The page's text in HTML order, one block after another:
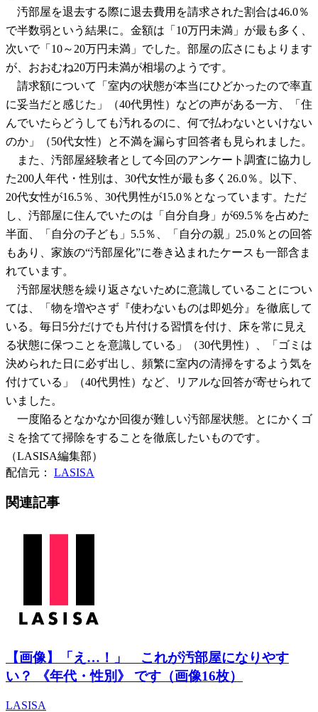
汚部屋を退去する際に退去費用を請求された割合は46.0％
で半数弱という結果に。金額は「10万円未満」が最も多く、
次いで「10～20万円未満」でした。部屋の広さにもよります
が、おおむね20万円未満が相場のようです。
請求額について「室内の状態が本当にひどかったので率直
に妥当だと感じた」（40代男性）などの声がある一方、「住
んでいたらどうしても汚れるのに、何で払わないといけない
のか」（50代女性）と不満を漏らす回答者も見られました。
また、汚部屋経験者として今回のアンケート調査に協力し
た200人年代・性別は、30代女性が最も多く26.0％。以下、
20代女性が16.5％、30代男性が15.0％となっています。ただ
し、汚部屋に住んでいたのは「自分自身」が69.5％を占めた
半面、「自分の子ども」5.5％、「自分の親」25.0％との回答
もあり、家族の“汚部屋化”に巻き込まれたケースも一部含ま
れています。
汚部屋状態を繰り返さないために意識していることについ
ては、「物を増やさず『使わないものは即処分』を徹底して
いる。毎日5分だけでも片付ける習慣を付け、床を常に見え
る状態に保つことを意識している」（30代男性）、「ゴミは
決められた日に必ず出し、頻繁に室内の清掃をするよう気を
付けている」（40代男性）など、リアルな回答が寄せられて
いました。
一度陥るとなかなか回復が難しい汚部屋状態。とにかくゴ
ミを捨てて掃除をすることを徹底したいものです。
（LASISA編集部）
配信元： LASISA
関連記事
【画像】「え…！」 これが汚部屋になりやす
い？ 《年代・性別》 です（画像16枚）
LASISA